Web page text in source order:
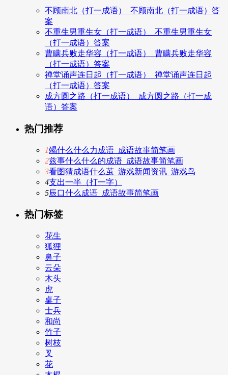
不顾南北（打一成语）_不顾南北（打一成语）答
案
不重生男重生女（打一成语）_不重生男重生女
（打一成语）答案
曹瞒兵败走华容（打一成语）_曹瞒兵败走华容
（打一成语）答案
禅堂诵声连日起（打一成语）_禅堂诵声连日起
（打一成语）答案
成方圆之路（打一成语）_成方圆之路（打一成
语）答案
热门推荐
1竭什么什么力成语_成语故事简笔画
2兹事什么什么的成语_成语故事简笔画
3看图猜成语什么茧_游戏新闻资讯_游戏鸟
4支出一半（打一字）
5辰口什么成语_成语故事简笔画
热门标签
花生
狐狸
鼻子
云朵
木头
虎
桌子
士兵
和尚
竹子
树枝
叉
花